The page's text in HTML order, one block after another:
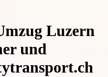
Luzern
und